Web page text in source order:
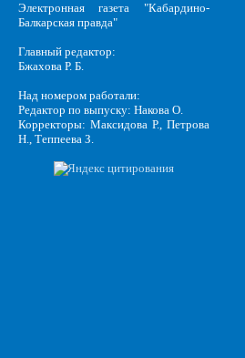
Электронная газета "Кабардино-
Балкарская правда"
Главный редактор:
Бжахова Р. Б.
Над номером работали:
Редактор по выпуску: Накова О.
Корректоры: Максидова Р., Петрова
Н., Теппеева З.